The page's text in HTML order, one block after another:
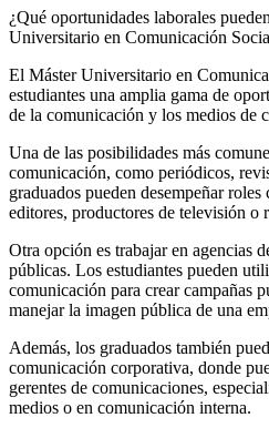
¿Qué oportunidades laborales
Universitario en Comunicación
El Máster Universitario en
estudiantes una amplia gama de
de la comunicación y los medios de
Una de las posibilidades más
comunicación, como periódicos,
graduados pueden desempeñar
editores, productores de televisión o
Otra opción es trabajar en agencias
públicas. Los estudiantes pueden
comunicación para crear campañas
manejar la imagen pública de una
Además, los graduados también
comunicación corporativa, donde
gerentes de comunicaciones,
medios o en comunicación interna.